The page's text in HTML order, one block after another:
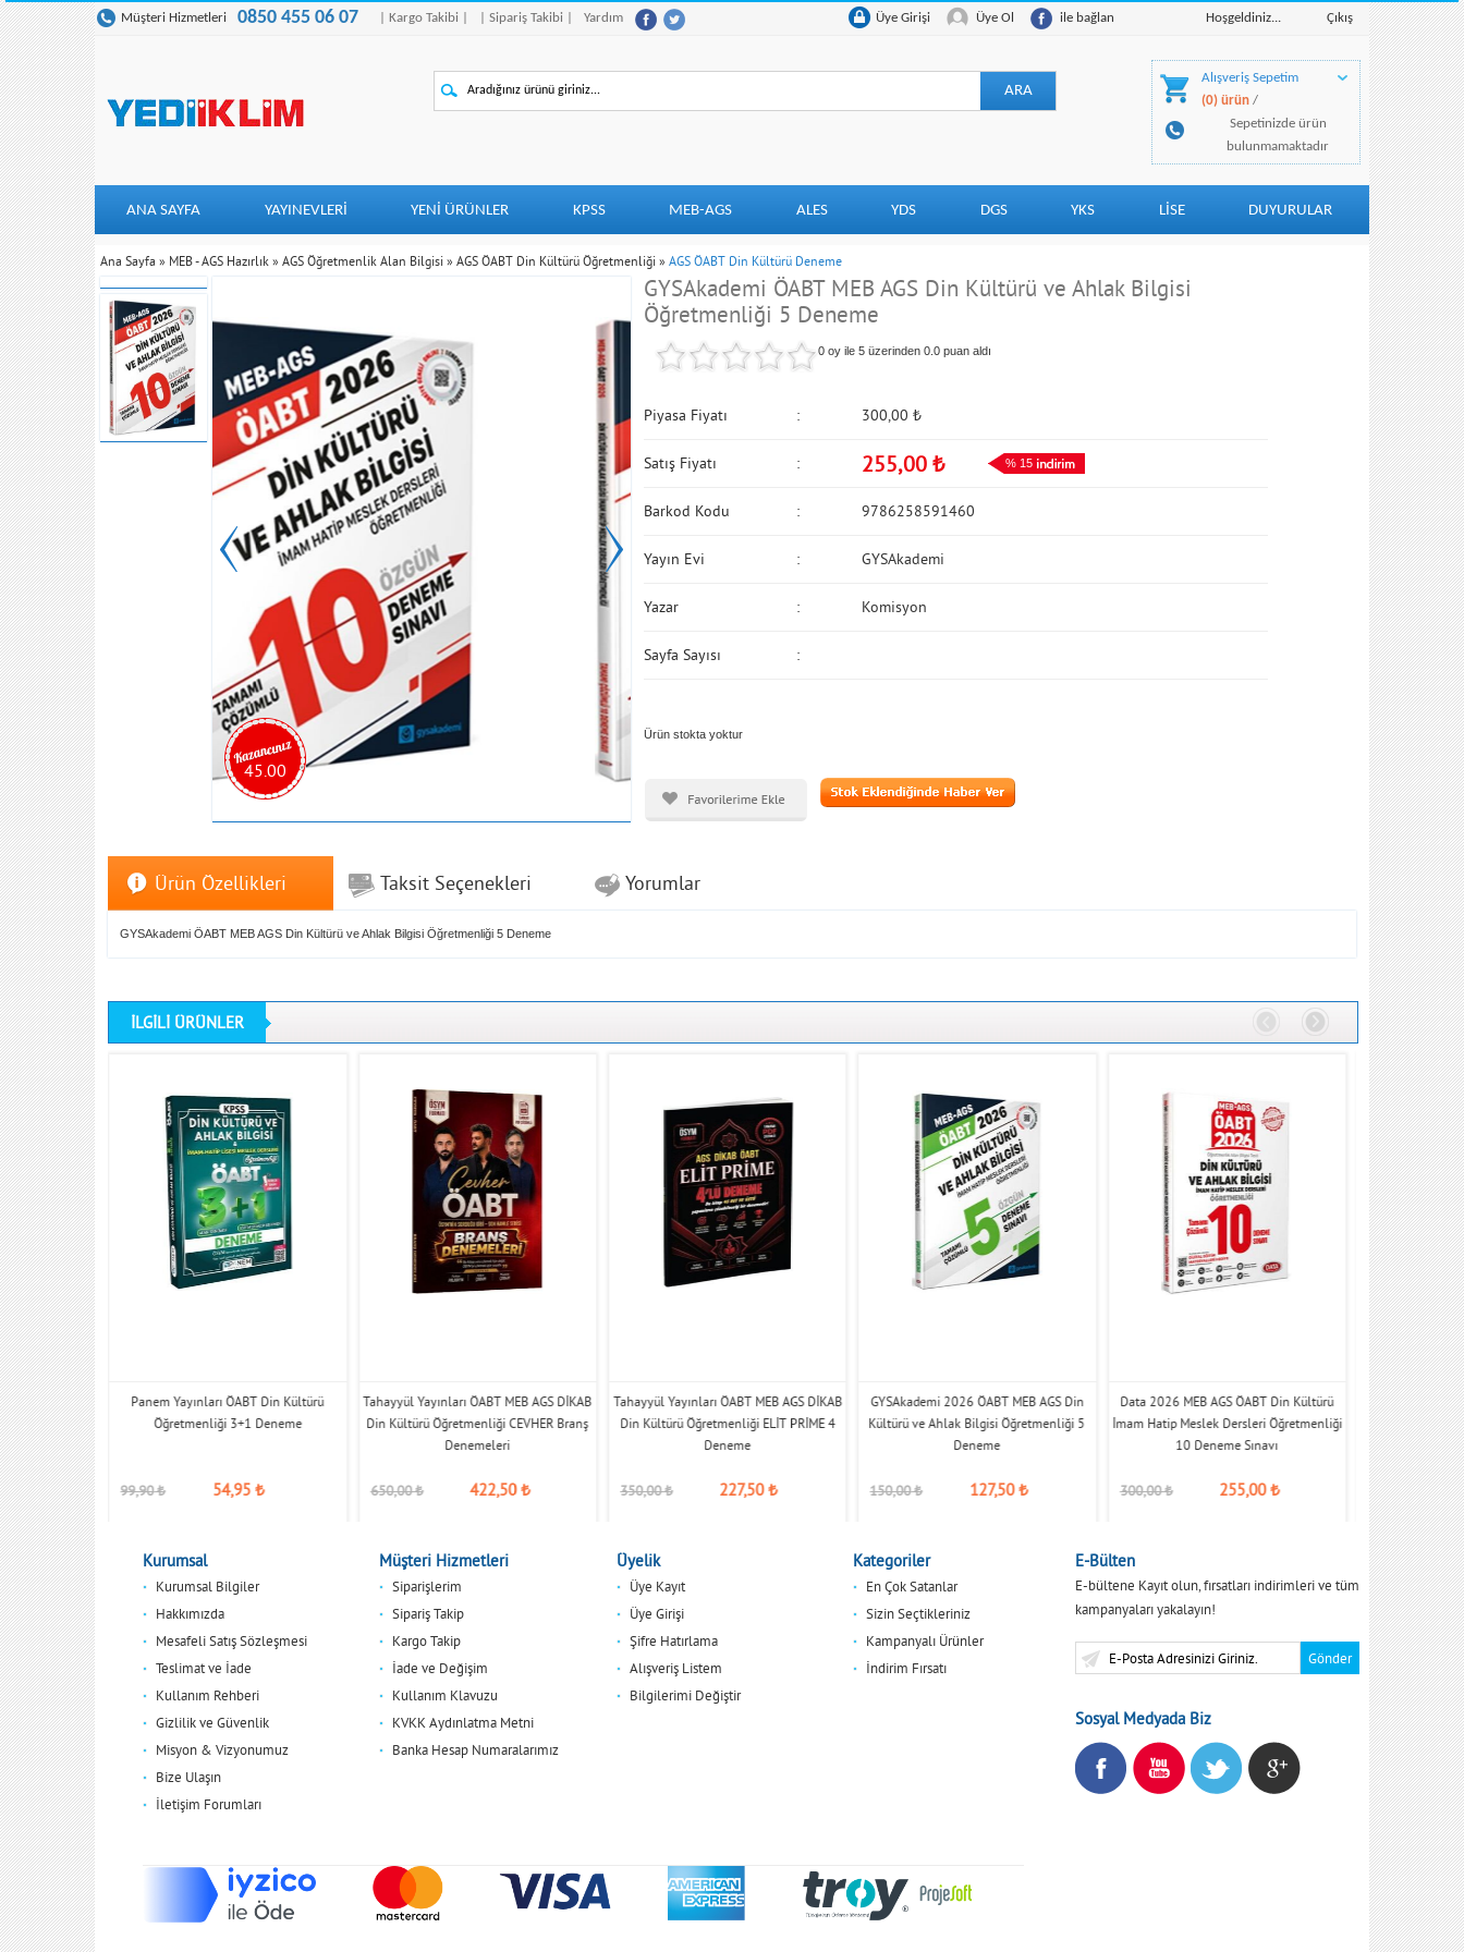
Müşteri Hizmetleri 0850 455 06 07 | Kargo Takibi | | Sipariş Takibi | Yardım Çıkış
Hoşgeldiniz...
ile bağlan
Üye Ol
Üye Girişi
Alışveriş Sepetim
(0) ürün /
Sepetinizde ürün
bulunmamaktadır
ANA SAYFA YAYINEVLERİ YENI ÜRÜNLER KPSS MEB-AGS ALES YDS DGS YKS LİSE DUYURULAR
Ana Sayfa » MEB - AGS Hazırlık » AGS Öğretmenlik Alan Bilgisi » AGS ÖABT Din Kültürü Öğretmenliği » AGS ÖABT Din Kültürü Deneme
45.00
GYSAkademi ÖABT MEB AGS Din Kültürü ve Ahlak Bilgisi
Öğretmenliği 5 Deneme
0 oy ile 5 üzerinden 0.0puan aldı
Piyasa Fiyatı 300,00 ₺
Satış Fiyatı 255,00 ₺ % 15
Barkod Kodu 9786258591460
Yayın Evi GYSAkademi
Yazar Komisyon
Sayfa Sayısı
Ürün stokta yoktur
Ürün Özellikleri Taksit Seçenekleri Yorumlar
GYSAkademi ÖABT MEB AGS Din Kültürü ve Ahlak Bilgisi Öğretmenliği 5 Deneme
İLGİLİ ÜRÜNLER
AGS DİKAB
Branş
₺
Panem Yayınları ÖABT Din Kültürü
Öğretmenliği 3+1 Deneme
99,90₺ 54,95 ₺
Tahayyül Yayınları ÖABT MEB AGS DİKAB
Din Kültürü Öğretmenliği CEVHER Branş
Denemeleri
650,00₺ 422,50₺
Tahayyül Yayınları ÖABT MEB AGS DİKAB
Din Kültürü Öğretmenliği ELİT PRİME 4
Deneme
350,00₺ 227,50₺
GYSAkademi 2026 ÖABT MEB AGS Din
Kültürü ve Ahlak Bilgisi Öğretmenliği 5
Deneme
150,00₺ 127,50₺
Data 2026 MEB AGS ÖABT Din Kültürü
İmam Hatip Meslek Dersleri Öğretmenliği
10 Deneme Sınavı
300,00₺ 255,00₺
Data 2026 MEB
Ahlak Bilgisi
150,00₺
Kurumsal
Kurumsal Bilgiler
Hakkımızda
Mesafeli Satış Sözleşmesi
Teslimat ve İade
Kullanım Rehberi
Gizlilik ve Güvenlik
Misyon & Vizyonumuz
Bize Ulaşın
İletişim Forumları
Müşteri Hizmetleri
Siparişlerim
Sipariş Takip
Kargo Takip
İade ve Değişim
Kullanım Klavuzu
KVKK Aydınlatma Metni
Banka Hesap Numaralarımız
Üyelik
Üye Kayıt
Üye Girişi
Şifre Hatırlama
Alışveriş Listem
Bilgilerimi Değiştir
Kategoriler
En Çok Satanlar
Sizin Seçtikleriniz
Kampanyalı Ürünler
İndirim Fırsatı
E-Bülten
E-bültene Kayıt olun, fırsatları indirimleri ve tüm
kampanyaları yakalayın!
Sosyal Medyada Biz